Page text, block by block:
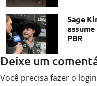
Sage
PBR
Deixe um
Você precisa fazer o login